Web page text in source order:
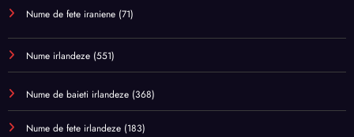
Nume de fete iraniene (71)
Nume irlandeze (551)
Nume de baieti irlandeze (368)
Nume de fete irlandeze (183)